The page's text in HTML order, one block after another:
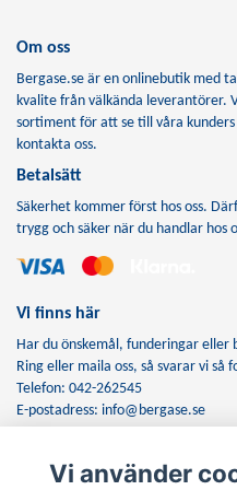
Om oss
Bergase.se är en onlinebutik med
kvalite från välkända leverantörer.
sortiment för att se till våra kunders
kontakta oss.
Betalsätt
Säkerhet kommer först hos oss.
trygg och säker när du handlar hos
Vi finns här
Har du önskemål, funderingar eller
Ring eller maila oss, så svarar vi så
Telefon: 042-262545
E-postadress: info@bergase.se
Anmäl dig till vårt nyhetsbrev
Vi använder